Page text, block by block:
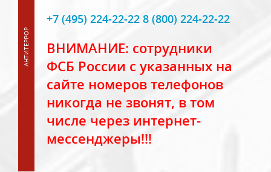
+7 (495) 224-22-22 8 (800) 224-22-22
ВНИМАНИЕ: сотрудники
ФСБ России с указанных на
сайте номеров телефонов
никогда не звонят, в том
числе через интернет-
мессенджеры!!!